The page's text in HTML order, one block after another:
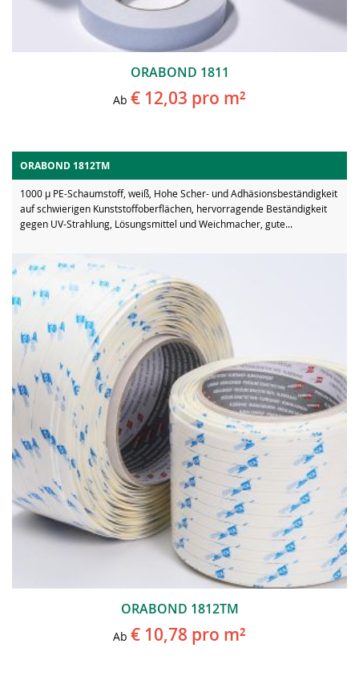
ORABOND 1811
Ab € 12,03 pro m²
ORABOND 1812TM
1000 µ PE-Schaumstoff, weiß, Hohe Scher- und Adhäsionsbeständigkeit
auf schwierigen Kunststoffoberflächen, hervorragende Beständigkeit
gegen UV-Strahlung, Lösungsmittel und Weichmacher, gute...
ORABOND 1812TM
Ab € 10,78 pro m²